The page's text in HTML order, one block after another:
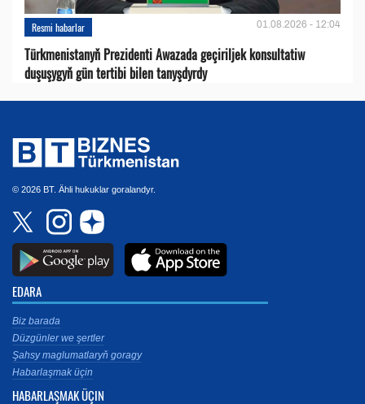
Resmi habarlar 01.08.2026 - 12:04
Türkmenistanyň Prezidenti Awazada geçiriljek konsultatiw
duşuşygyň gün tertibi bilen tanyşdyrdy
© 2026 BT. Ähli hukuklar goralandyr.
EDARA
Biz barada
Düzgünler we şertler
Şahsy maglumatlaryň goragy
Habarlaşmak üçin
HABARLAŞMAK ÜÇIN